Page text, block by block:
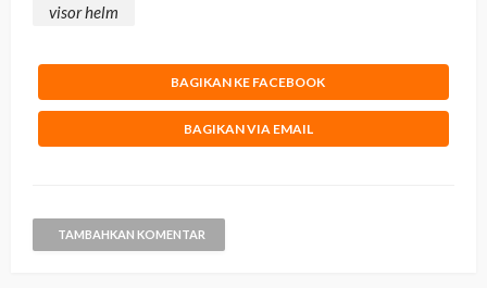
visor helm
BAGIKAN KE FACEBOOK
BAGIKAN VIA EMAIL
TAMBAHKAN KOMENTAR